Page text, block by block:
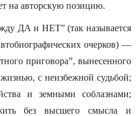
на авторскую позицию.
ДА и НЕТ” (так называется
очерков) —
приговора”, вынесенного
с неизбежной судьбой;
и земными соблазнами;
без высшего смысла и